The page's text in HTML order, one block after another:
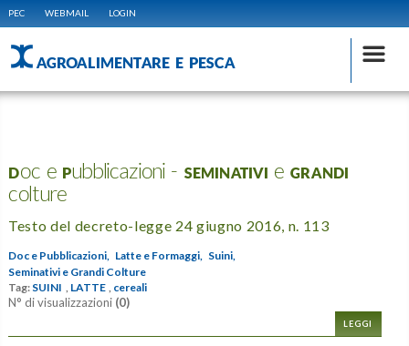
PEC WEBMAIL LOGIN
AGROALIMENTARE E PESCA
Doc e Pubblicazioni - SEMINATIVI e GRANDI
colture
Testo del decreto-legge 24 giugno 2016, n. 113
Doc e Pubblicazioni, Latte e Formaggi, Suini,
Seminativi e Grandi Colture
Tag: SUINI , LATTE , cereali
N° di visualizzazioni (0)
LEGGI